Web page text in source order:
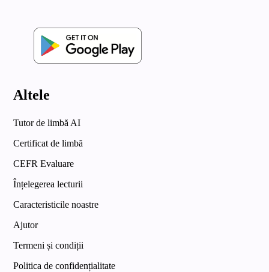
Altele
Tutor de limbă AI
Certificat de limbă
CEFR Evaluare
Înțelegerea lecturii
Caracteristicile noastre
Ajutor
Termeni și condiții
Politica de confidențialitate